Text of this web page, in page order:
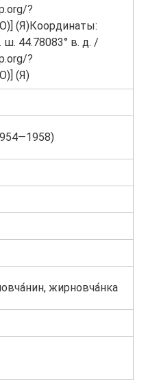
?
(Я)Координаты:
ш. 44.78083° в. д. /
?
(Я)
жирновча́нка